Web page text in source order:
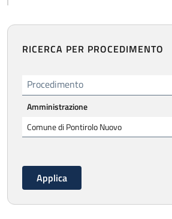
RICERCA PER PROCEDIMENTO
Procedimento
Amministrazione